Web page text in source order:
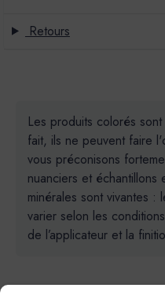
Retours
Les produits colorés
fait, ils ne peuvent faire
vous préconisons
nuanciers et échantillons
minérales sont vivantes
varier selon les
de l’applicateur et la